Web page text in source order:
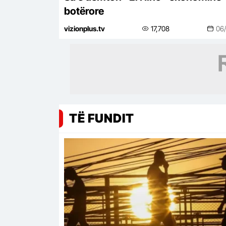
botërore
vizionplus.tv 17,708
TË FUNDIT